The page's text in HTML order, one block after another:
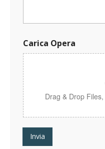
s
s
a
g
g
i
o
O
p
a
Carica Opera
Drag & Drop Files,
Invia